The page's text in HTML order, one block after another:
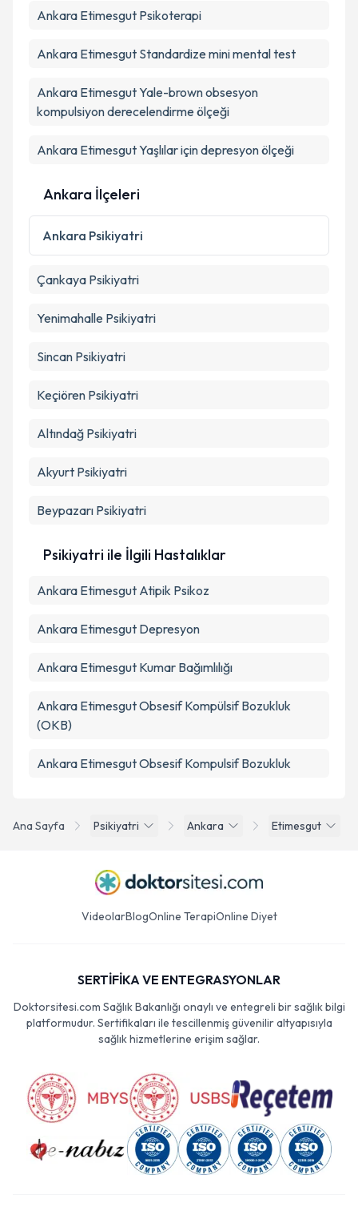
Kişisel verilerimin işlenmesine ilişkinAydınlatma
Ana Sayfa Psikiyatri Ankara Etimesgut
Ankara Etimesgut Psikoterapi
Ankara Etimesgut Standardize mini mental test
Ankara Etimesgut Yale-brown obsesyon
kompulsiyon derecelendirme ölçeği
Ankara Etimesgut Yaşlılar için depresyon ölçeği
Ankara İlçeleri
Ankara Psikiyatri
Çankaya Psikiyatri
Yenimahalle Psikiyatri
Sincan Psikiyatri
Keçiören Psikiyatri
Altındağ Psikiyatri
Akyurt Psikiyatri
Beypazarı Psikiyatri
Psikiyatri ile İlgili Hastalıklar
Ankara Etimesgut Atipik Psikoz
Ankara Etimesgut Depresyon
Ankara Etimesgut Kumar Bağımlılığı
Ankara Etimesgut Obsesif Kompülsif Bozukluk
(OKB)
Ankara Etimesgut Obsesif Kompulsif Bozukluk
VideolarBlogOnline TerapiOnline Diyet
SERTİFİKA VE ENTEGRASYONLAR
Doktorsitesi.com Sağlık Bakanlığı onaylı ve entegreli bir sağlık bilgi
platformudur. Sertifikaları ile tescillenmiş güvenilir altyapısıyla
sağlık hizmetlerine erişim sağlar.